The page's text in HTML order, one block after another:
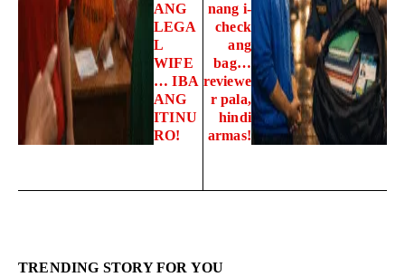
ANG
LEGA
L
WIFE
… IBA
ANG
ITINU
RO!
nang i-
check
ang
bag…
reviewe
r pala,
hindi
armas!
TRENDING STORY FOR YOU